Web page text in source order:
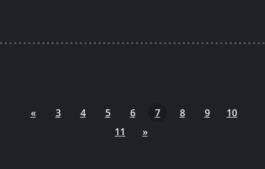
« 3 4 5 6 7 8 9
10
11
»